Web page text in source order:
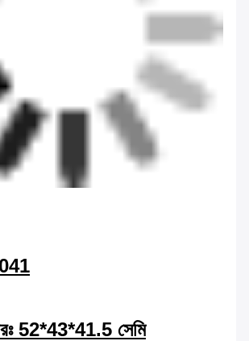
52*43*41.5 সেমি